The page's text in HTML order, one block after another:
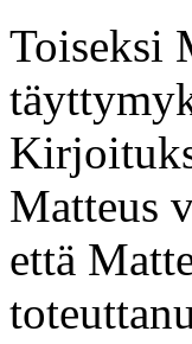
Toiseksi
Matteus
että